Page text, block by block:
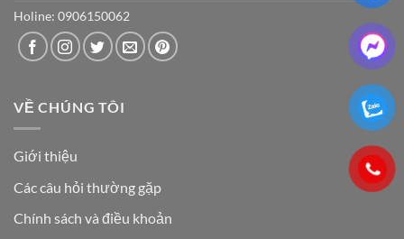
Holine: 0906150062
VỀ CHÚNG TÔI
Giới thiệu
Các câu hỏi thường gặp
Chính sách và điều khoản